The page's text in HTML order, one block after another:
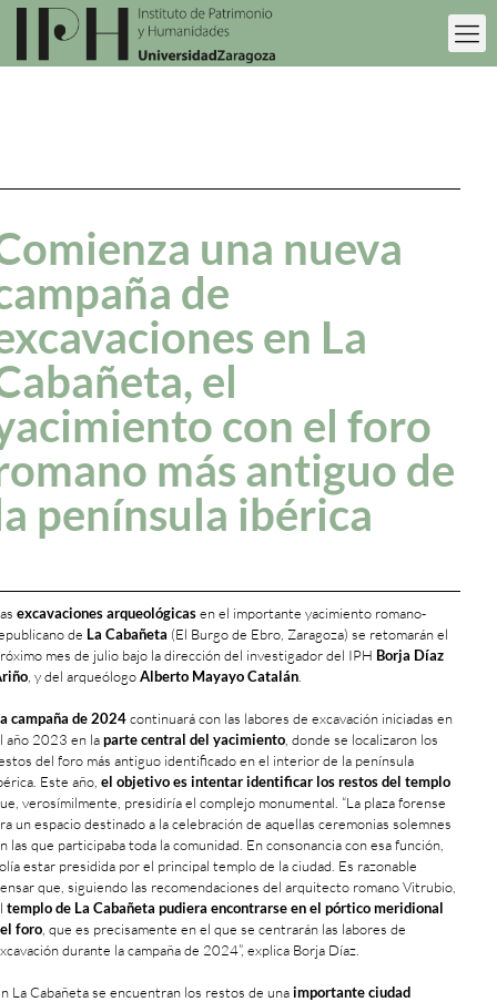
una nueva
de
en La
el
con el foro
más antiguo de
península ibérica
excavaciones arqueológicasen el importante yacimiento romano-
de La Cabañeta (El Burgo de Ebro, Zaragoza) se retomarán el
mes de julio bajo la dirección del investigador del IPH Borja Díaz
, y del arqueólogoAlberto Mayayo Catalán
campaña de 2024continuará con las labores de excavación iniciadas en
año 2023 en laparte central del yacimiento , donde se localizaron los
del foro más antiguo identificado en el interior de la península
Este año, el objetivo es intentar identificar los restos del templo
verosímilmente, presidiría el complejo monumental. “La plaza forense
un espacio destinado a la celebración de aquellas ceremonias solemnes
las que participaba toda la comunidad. En consonancia con esa función,
estar presidida por el principal templo de la ciudad. Es razonable
que, siguiendo las recomendaciones del arquitecto romano Vitrubio,
templo de La Cabañeta pudiera encontrarse en el pórtico meridional
foro , que es precisamente en el que se centrarán las labores de
durante la campaña de 2024”, explica Borja Díaz.
La Cabañeta se encuentran los restos de unaimportante ciudad